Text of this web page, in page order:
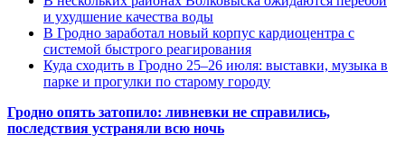
и ухудшение качества воды
В Гродно заработал новый корпус кардиоцентра с
системой быстрого реагирования
Куда сходить в Гродно 25–26 июля: выставки, музыка в
парке и прогулки по старому городу
Гродно опять затопило: ливневки не справились,
последствия устраняли всю ночь